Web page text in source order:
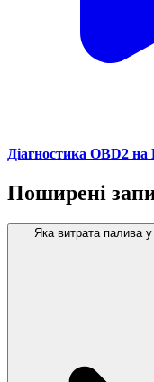
Діагностика OBD2
Поширені
Яка витрата палива